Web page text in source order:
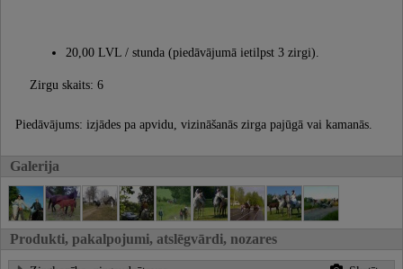
20,00 LVL / stunda (piedāvājumā ietilpst 3 zirgi).
Zirgu skaits: 6
Piedāvājums: izjādes pa apvidu, vizināšanās zirga pajūgā vai kamanās.
Galerija
Produkti, pakalpojumi, atslēgvārdi, nozares